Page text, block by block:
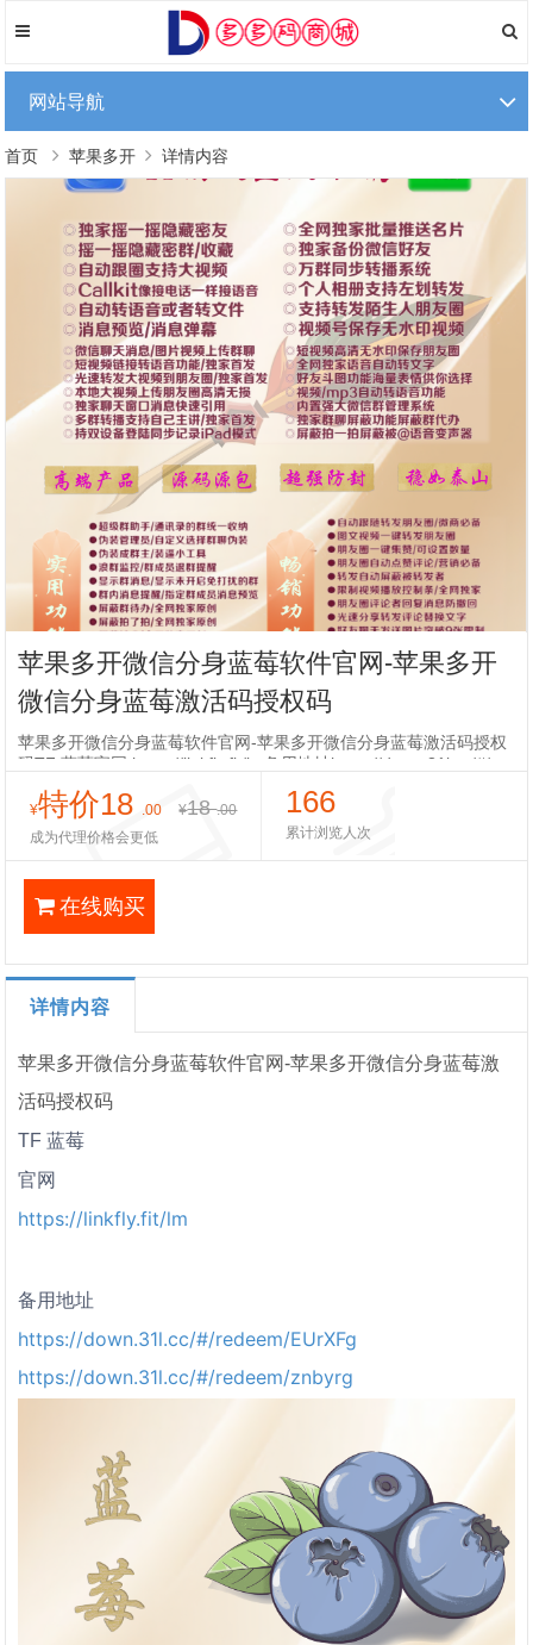
网站导航
首页 苹果多开 详情内容
苹果多开微信分身蓝莓软件官网-苹果多开
微信分身蓝莓激活码授权码
苹果多开微信分身蓝莓软件官网-苹果多开微信分身蓝莓激活码授权
码TF 蓝莓官网 https://linkfly.fit/lm备用地址https://down.31l.cc/#/re
deem/EUrXF
¥特价18 .00 ¥18.00
成为代理价格会更低
166
累计浏览人次
在线购买
详情内容
苹果多开微信分身蓝莓软件官网-苹果多开微信分身蓝莓激
活码授权码
TF蓝莓
官网
https://linkfly.fit/lm
备用地址
https://down.31l.cc/#/redeem/EUrXFg
https://down.31l.cc/#/redeem/znbyrg